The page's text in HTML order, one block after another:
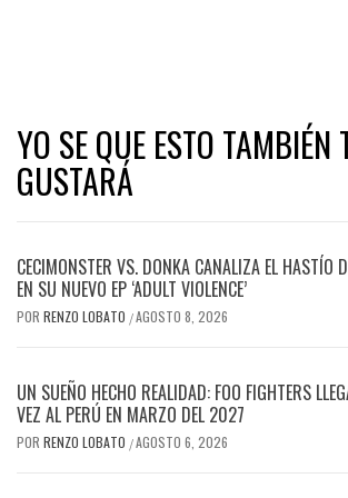
YO SE QUE ESTO TAMBIÉN
GUSTARÁ
CECIMONSTER VS. DONKA CANALIZA EL HASTÍO
EN SU NUEVO EP ‘ADULT VIOLENCE’
POR RENZO LOBATO /AGOSTO 8, 2026
UN SUEÑO HECHO REALIDAD: FOO FIGHTERS
VEZ AL PERÚ EN MARZO DEL 2027
POR RENZO LOBATO /AGOSTO 6, 2026